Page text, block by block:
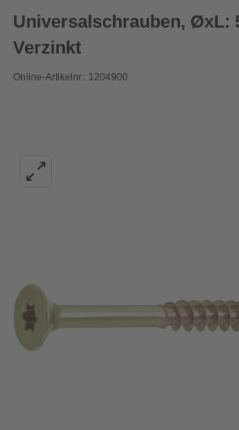
Universalschrauben, ØxL:
Verzinkt
Online-Artikelnr.: 1204900